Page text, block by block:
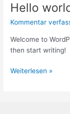
Hello
Kommentar
Welcome to
then start writing!
Hello
Weiterlesen »